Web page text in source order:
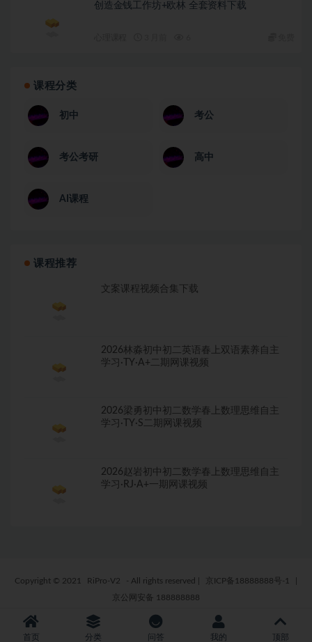
创造金钱工作坊+欧林 全套资料下载
课程分类
初中 考公
考公考研 高中
AI课程
课程推荐
文案课程视频合集下载
2026林淼初中初二英语春上双语素养自主
学习·TY·A+二期网课视频
2026梁勇初中初二数学春上数理思维自主
学习·TY·S二期网课视频
2026赵岩初中初二数学春上数理思维自主
学习·RJ·A+一期网课视频
Copyright © 2021 RiPro-V2 - All rights reserved 京ICP备18888888号-1
京公网安备 188888888
首页 分类 问答 我的 顶部